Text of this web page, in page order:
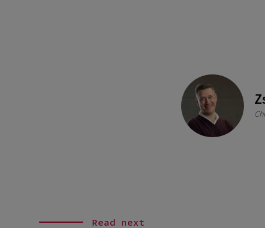
Read next